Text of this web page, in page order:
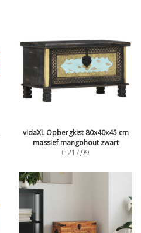
vidaXL Opbergkist 80x40x45 cm
massief mangohout zwart
€ 217,99